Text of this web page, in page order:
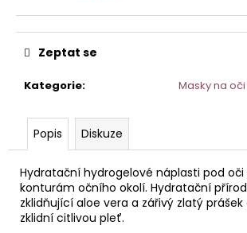
Kategorie: Masky na
Zeptat se
Popis Diskuze
Hydratační hydrogelové náplasti pod oči
konturám očního okolí. Hydratační
zklidňující aloe vera a zářivý zlatý
zklidní citlivou pleť.
D
o
p
j
e
m
e